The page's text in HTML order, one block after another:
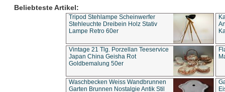
Beliebteste Artikel:
Tripod Stehlampe Scheinwerfer
Stehleuchte Dreibein Holz Stativ
Lampe Retro 60er
Vintage 21 Tlg. Porzellan Teeservice
Japan China Geisha Rot
Goldbemalung 50er
Waschbecken Weiss Wandbrunnen
Garten Brunnen Nostalgie Antik Stil